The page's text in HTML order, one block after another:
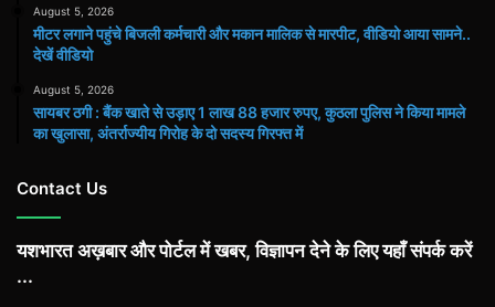
August 5, 2026
मीटर लगाने पहुंचे बिजली कर्मचारी और मकान मालिक से मारपीट, वीडियो आया सामने..
देखें वीडियो
August 5, 2026
सायबर ठगी : बैंक खाते से उड़ाए 1 लाख 88 हजार रुपए, कुठला पुलिस ने किया मामले
का खुलासा, अंतर्राज्यीय गिरोह के दो सदस्य गिरफ्त में
Contact Us
यशभारत अख़बार और पोर्टल में खबर, विज्ञापन देने के लिए यहाँ संपर्क करें
...